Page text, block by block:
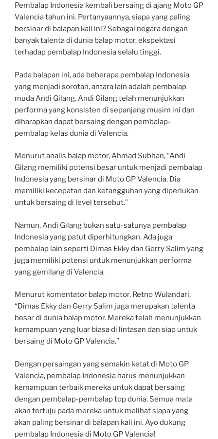
Pembalap Indonesia kembali bersaing di ajang Moto GP
Valencia tahun ini. Pertanyaannya, siapa yang paling
bersinar di balapan kali ini? Sebagai negara dengan
banyak talenta di dunia balap motor, ekspektasi
terhadap pembalap Indonesia selalu tinggi.
Pada balapan ini, ada beberapa pembalap Indonesia
yang menjadi sorotan, antara lain adalah pembalap
muda Andi Gilang. Andi Gilang telah menunjukkan
performa yang konsisten di sepanjang musim ini dan
diharapkan dapat bersaing dengan pembalap-
pembalap kelas dunia di Valencia.
Menurut analis balap motor, Ahmad Subhan, “Andi
Gilang memiliki potensi besar untuk menjadi pembalap
Indonesia yang bersinar di Moto GP Valencia. Dia
memiliki kecepatan dan ketangguhan yang diperlukan
untuk bersaing di level tersebut.”
Namun, Andi Gilang bukan satu-satunya pembalap
Indonesia yang patut diperhitungkan. Ada juga
pembalap lain seperti Dimas Ekky dan Gerry Salim yang
juga memiliki potensi untuk menunjukkan performa
yang gemilang di Valencia.
Menurut komentator balap motor, Retno Wulandari,
“Dimas Ekky dan Gerry Salim juga merupakan talenta
besar di dunia balap motor. Mereka telah menunjukkan
kemampuan yang luar biasa di lintasan dan siap untuk
bersaing di Moto GP Valencia.”
Dengan persaingan yang semakin ketat di Moto GP
Valencia, pembalap Indonesia harus menunjukkan
kemampuan terbaik mereka untuk dapat bersaing
dengan pembalap-pembalap top dunia. Semua mata
akan tertuju pada mereka untuk melihat siapa yang
akan paling bersinar di balapan kali ini. Ayo dukung
pembalap Indonesia di Moto GP Valencia!